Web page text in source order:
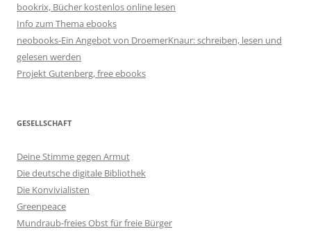
bookrix, Bücher kostenlos online lesen
Info zum Thema ebooks
neobooks-Ein Angebot von DroemerKnaur: schreiben, lesen und
gelesen werden
Projekt Gutenberg, free ebooks
GESELLSCHAFT
Deine Stimme gegen Armut
Die deutsche digitale Bibliothek
Die Konvivialisten
Greenpeace
Mundraub-freies Obst für freie Bürger